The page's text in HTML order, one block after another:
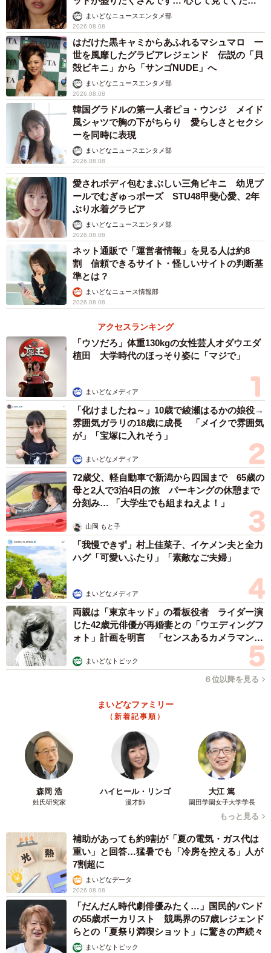
い」まいどなニュースエンタメ部
2026.08.08
はだけた黒キャミからあふれるマシュマロ 一
世を風靡したグラビアレジェンド 伝説の「貝
殻ビキニ」から「サンゴNUDE」へ
まいどなニュースエンタメ部
2026.08.08
韓国グラドルの第一人者ピョ・ウンジ メイド
風シャツで胸の下がちらり 愛らしさとセクシ
ーを同時に表現
まいどなニュースエンタメ部
2026.08.08
愛されボディ包むまぶしい三角ビキニ 幼児プ
ールでむぎゅっポーズ STU48甲斐心愛、2年
ぶり水着グラビア
まいどなニュースエンタメ部
2026.08.08
ネット通販で「運営者情報」を見る人は約8
割 信頼できるサイト・怪しいサイトの判断基
準とは？
まいどなニュース情報部
2026.08.08
アクセスランキング
「ウソだろ」体重130kgの女性芸人オダウエダ
植田 大学時代のほっそり姿に「マジで」
まいどなメディア
「化けましたね～」10歳で綾瀬はるかの娘役→
雰囲気ガラリの18歳に成長 「メイクで雰囲気
が」「宝塚に入れそう」
まいどなメディア
72歳父、軽自動車で新潟から四国まで 65歳の
母と2人で3泊4日の旅 パーキングの休憩まで
分刻み… 「大学生でも組まねえよ！」
山岡 もと子
「我慢できず」村上佳菜子、イケメン夫と全力
ハグ「可愛いふたり」「素敵なご夫婦」
まいどなメディア
両親は「東京キッド」の看板役者 ライダー演
じた42歳元俳優が再婚妻との「ウエディングフ
ォト」計画を明言 「センスあるカメラマン求
まいどなトピック
６位以降を見る
まいどなファミリー
（新着記事順）
森岡 浩
姓氏研究家
ハイヒール・リンゴ
漫才師
大江 篤
園田学園女子大学学長
もっと見る
補助があっても約9割が「夏の電気・ガス代は
重い」と回答…猛暑でも「冷房を控える」人が
7割超に
まいどなデータ
2026.08.08
「だんだん時代劇俳優みたく…」国民的バンド
の55歳ボーカリスト 競馬界の57歳レジェンド
らとの「夏祭り満喫ショット」に驚きの声続々
まいどなトピック